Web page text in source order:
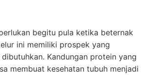
begitu pula ketika beternak
ini memiliki prospek yang
Kandungan protein yang
membuat kesehatan tubuh menjadi